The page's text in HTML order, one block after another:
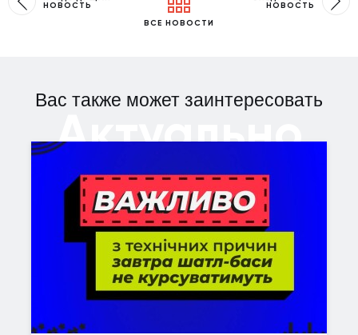
НОВОСТЬ
ВСЕ НОВОСТИ
НОВОСТЬ
Вас также может заинтересовать
Актуально